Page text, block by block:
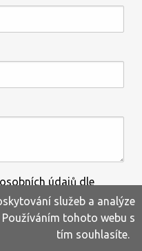
údajů dle
služeb a analýze
tohoto webu s
tím souhlasíte.